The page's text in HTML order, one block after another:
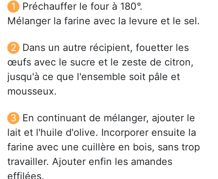
Préchauffer le four à 180°.
Mélanger la farine avec la levure et le sel.
Dans un autre récipient, fouetter les
œufs avec le sucre et le zeste de citron,
jusqu'à ce que l'ensemble soit pâle et
mousseux.
En continuant de mélanger, ajouter le
lait et l'huile d'olive. Incorporer ensuite la
farine avec une cuillère en bois, sans trop
travailler. Ajouter enfin les amandes
effilées.